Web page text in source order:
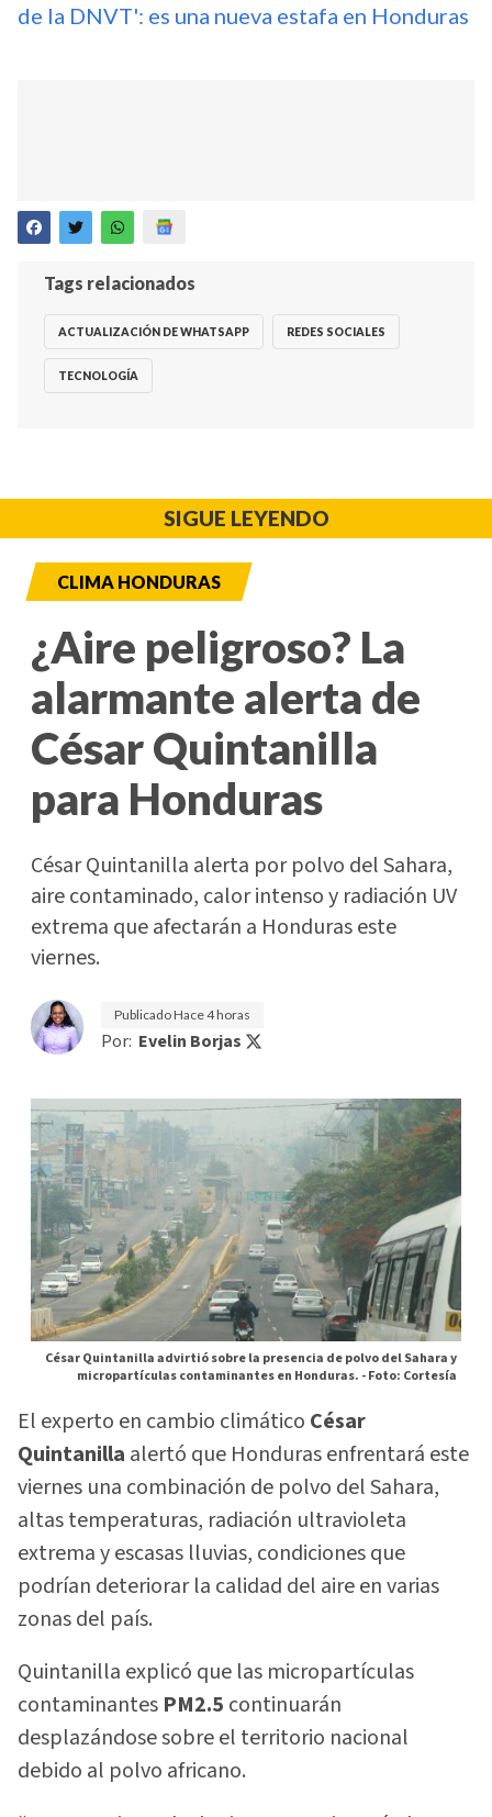
de la DNVT': es una nueva estafa en Honduras
Tags relacionados
ACTUALIZACIÓN DE WHATSAPP REDES SOCIALES
TECNOLOGÍA
SIGUE LEYENDO
CLIMA HONDURAS
¿Aire peligroso? La
alarmante alerta de
César Quintanilla
para Honduras
César Quintanilla alerta por polvo del Sahara,
aire contaminado, calor intenso y radiación UV
extrema que afectarán a Honduras este
viernes.
PublicadoHace 4 horas
Por: Evelin Borjas
César Quintanilla advirtió sobre la presencia de polvo del Sahara y
micropartículas contaminantes en Honduras. -Foto: Cortesía
El experto en cambio climático César
Quintanilla alertó que Honduras enfrentará este
viernes una combinación de polvo del Sahara,
altas temperaturas, radiación ultravioleta
extrema y escasas lluvias, condiciones que
podrían deteriorar la calidad del aire en varias
zonas del país.
Quintanilla explicó que las micropartículas
contaminantes PM2.5 continuarán
desplazándose sobre el territorio nacional
debido al polvo africano.